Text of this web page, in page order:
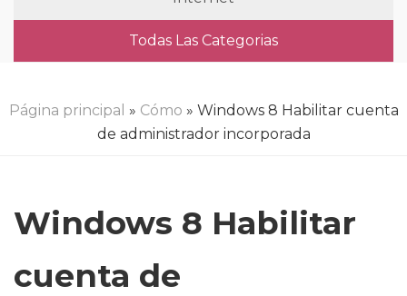
Todas Las Categorias
Página principal » Cómo » Windows 8 Habilitar cuenta
de administrador incorporada
Windows 8 Habilitar
cuenta de